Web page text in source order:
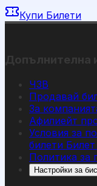
Купи Билети
Допълнителна
ЧЗВ
Продавай
За
Афилиейт
Условия за
билети Билет
Политика за
Настройки за